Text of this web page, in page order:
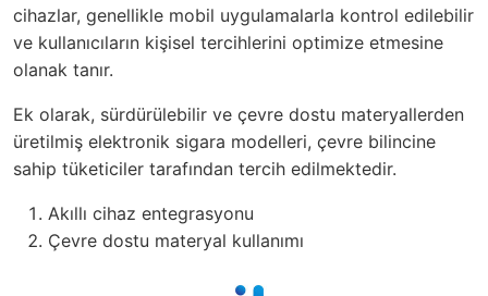
cihazlar, genellikle mobil uygulamalarla kontrol edilebilir
ve kullanıcıların kişisel tercihlerini optimize etmesine
olanak tanır.
Ek olarak, sürdürülebilir ve çevre dostu materyallerden
üretilmiş elektronik sigara modelleri, çevre bilincine
sahip tüketiciler tarafından tercih edilmektedir.
Akıllı cihaz entegrasyonu
Çevre dostu materyal kullanımı